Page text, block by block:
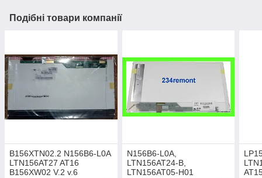
Подібні товари компанії
B156XTN02.2 N156B6-L0A
LTN156AT27 AT16
B156XW02 V.2 v.6
N156B6-L0A,
LTN156AT24-B,
LTN156AT05-H01